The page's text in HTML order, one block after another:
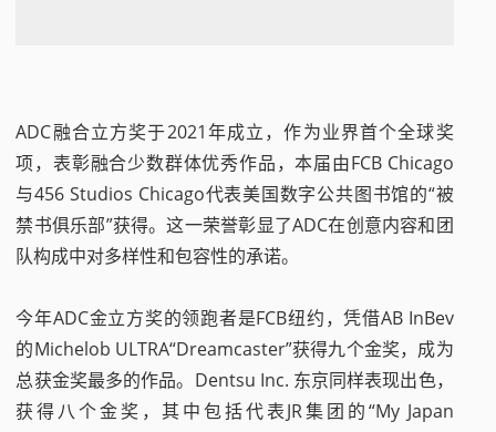
ADC融合立方奖于2021年成立，作为业界首个全球奖
项，表彰融合少数群体优秀作品，本届由FCB Chicago
与456 Studios Chicago代表美国数字公共图书馆的“被
禁书俱乐部”获得。这一荣誉彰显了ADC在创意内容和团
队构成中对多样性和包容性的承诺。
今年ADC金立方奖的领跑者是FCB纽约，凭借AB InBev
的Michelob ULTRA“Dreamcaster”获得九个金奖，成为
总获金奖最多的作品。Dentsu Inc. 东京同样表现出色，
获得八个金奖，其中包括代表JR集团的“My Japan